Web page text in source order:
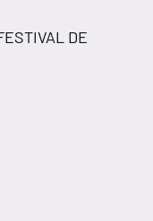
DE